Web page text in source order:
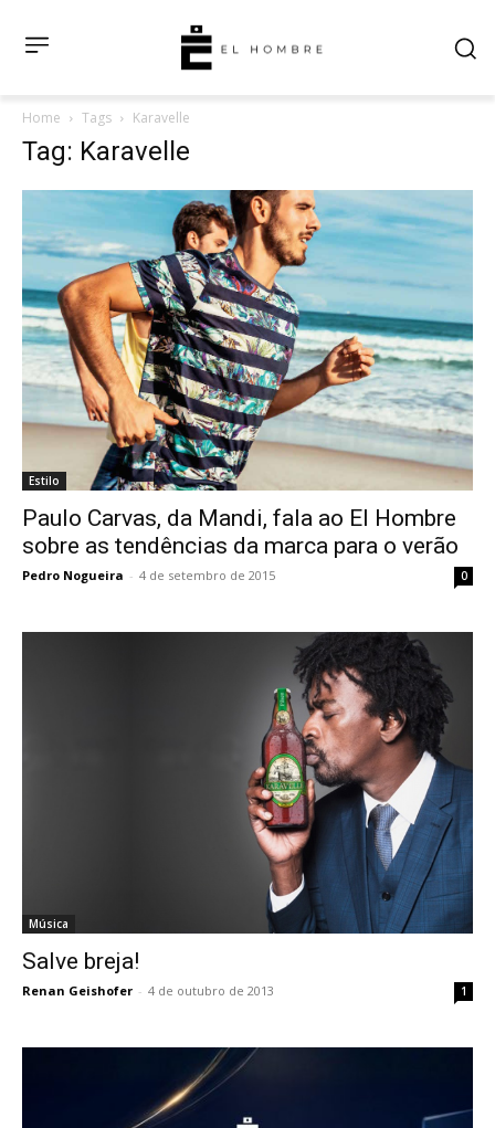
Home Tags Karavelle
Tag: Karavelle
Estilo
Paulo Carvas, da Mandi, fala ao El Hombre
sobre as tendências da marca para o verão
Pedro Nogueira - 4 de setembro de 2015 0
Música
Salve breja!
Renan Geishofer - 4 de outubro de 2013 1